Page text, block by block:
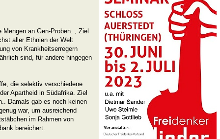
an Gen-Proben. , Ziel
aller Ethnien der Welt
von Krankheitserregern
sind, für andere hingegen
die selektiv verschiedene
Apartheid in Südafrika. Ziel
Damals gab es noch keinen
war, um ausreichend
im Rahmen von
bereichert.